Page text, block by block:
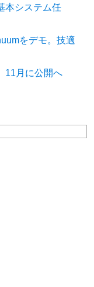
本システム任
をデモ。技適
11月に公開へ